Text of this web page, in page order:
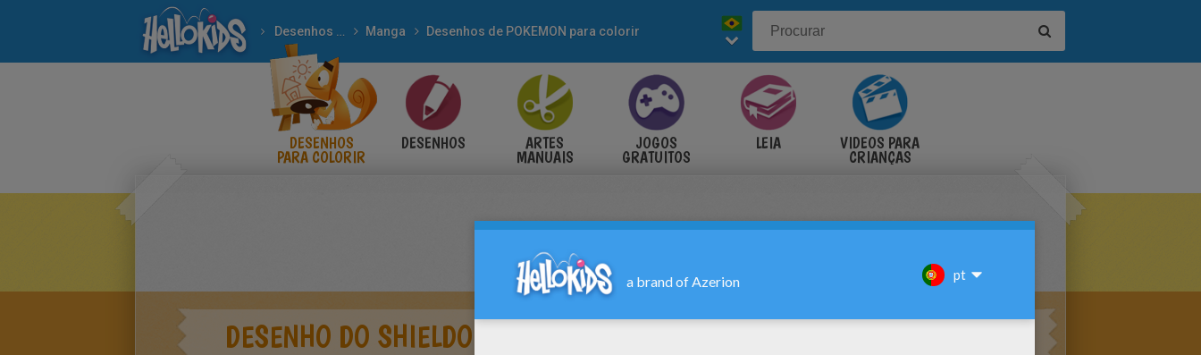
Desenhos para colorir Manga Desenhos de POKEMON para colorir
DESENHOS
PARA COLORIR
DESENHOS ARTES
MANUAIS
JOGOS
GRATUITOS
LEIA VÍDEOS PARA
CRIANÇAS
DESENHO DO SHIELDON, UM POKÉMON DO TIPO PEDRA PARA COLORIR